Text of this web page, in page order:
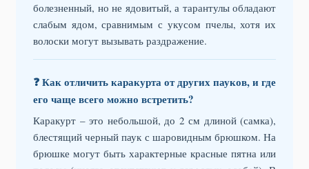
болезненный, но не ядовитый, а тарантулы обладают
слабым ядом, сравнимым с укусом пчелы, хотя их
волоски могут вызывать раздражение.
❓ Как отличить каракурта от других пауков, и где
его чаще всего можно встретить?
Каракурт – это небольшой, до 2 см длиной (самка),
блестящий черный паук с шаровидным брюшком. На
брюшке могут быть характерные красные пятна или